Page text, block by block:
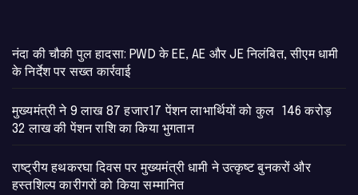
नंदा की चौकी पुल हादसा: PWD के EE, AE और JE निलंबित, सीएम धामी
के निर्देश पर सख्त कार्रवाई
मुख्यमंत्री ने 9 लाख 87 हजार17 पेंशन लाभार्थियों को कुल 146 करोड़
32 लाख की पेंशन राशि का किया भुगतान
राष्ट्रीय हथकरघा दिवस पर मुख्यमंत्री धामी ने उत्कृष्ट बुनकरों और
हस्तशिल्प कारीगरों को किया सम्मानित